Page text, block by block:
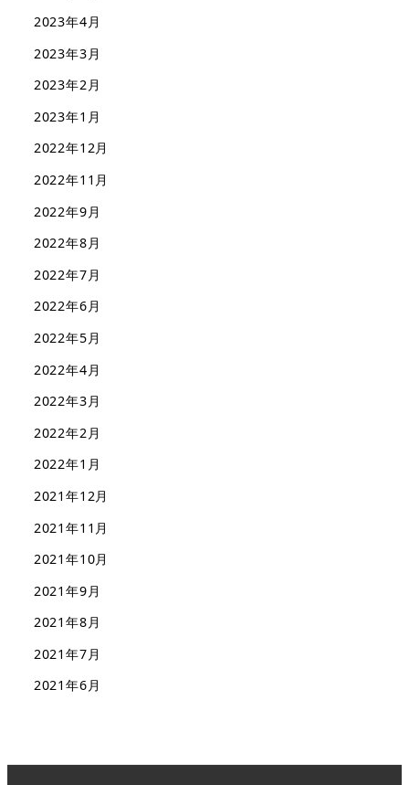
2023年4月
2023年3月
2023年2月
2023年1月
2022年12月
2022年11月
2022年9月
2022年8月
2022年7月
2022年6月
2022年5月
2022年4月
2022年3月
2022年2月
2022年1月
2021年12月
2021年11月
2021年10月
2021年9月
2021年8月
2021年7月
2021年6月